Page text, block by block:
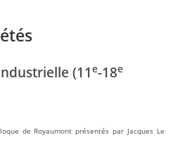
(11e-18e
de Royaumont présentés par Jacques Le